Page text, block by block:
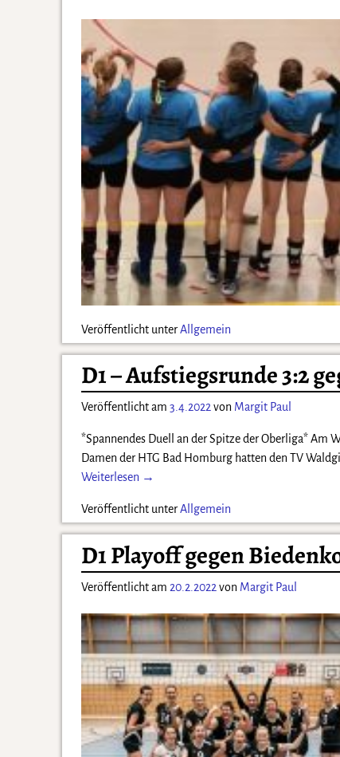
Veröffentlicht unterAllgemein
D1 – Aufstiegsrunde 3:2
Veröffentlicht am 3.4.2022 von Margit Paul
*Spannendes Duell an der Spitze der Oberliga* Am
Damen der HTG Bad Homburg hatten den TV
Weiterlesen →
Veröffentlicht unterAllgemein
D1 Playoff gegen
Veröffentlicht am 20.2.2022 von Margit Paul